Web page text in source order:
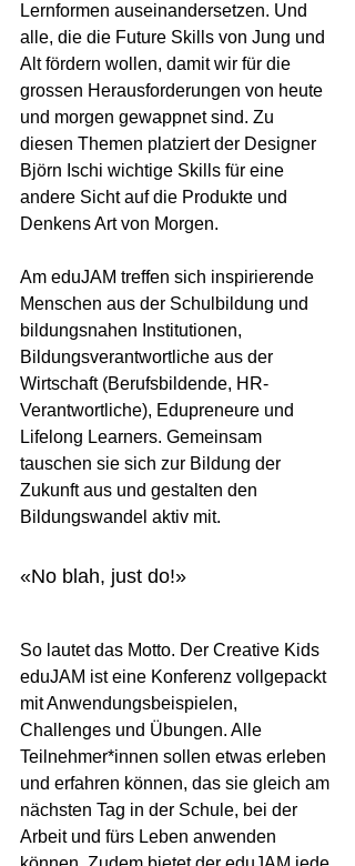
Lernformen auseinandersetzen. Und
alle, die die Future Skills von Jung und
Alt fördern wollen, damit wir für die
grossen Herausforderungen von heute
und morgen gewappnet sind. Zu
diesen Themen platziert der Designer
Björn Ischi wichtige Skills für eine
andere Sicht auf die Produkte und
Denkens Art von Morgen.
Am eduJAM treffen sich inspirierende
Menschen aus der Schulbildung und
bildungsnahen Institutionen,
Bildungsverantwortliche aus der
Wirtschaft (Berufsbildende, HR-
Verantwortliche), Edupreneure und
Lifelong Learners. Gemeinsam
tauschen sie sich zur Bildung der
Zukunft aus und gestalten den
Bildungswandel aktiv mit.
«No blah, just do!»
So lautet das Motto. Der Creative Kids
eduJAM ist eine Konferenz vollgepackt
mit Anwendungsbeispielen,
Challenges und Übungen. Alle
Teilnehmer*innen sollen etwas erleben
und erfahren können, das sie gleich am
nächsten Tag in der Schule, bei der
Arbeit und fürs Leben anwenden